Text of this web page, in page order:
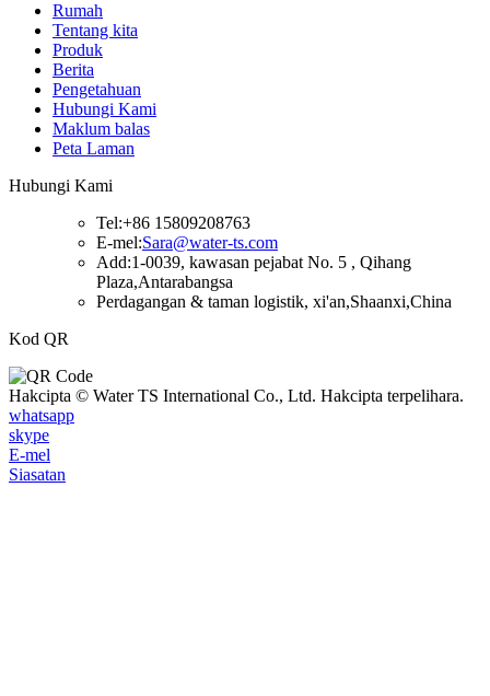
Rumah
Tentang kita
Produk
Berita
Pengetahuan
Hubungi Kami
Maklum balas
Peta Laman
Hubungi Kami
Tel:+86 15809208763
E-mel:Sara@water-ts.com
Add:1-0039, kawasan pejabat No. 5 , Qihang
Plaza,Antarabangsa
Perdagangan & taman logistik, xi'an,Shaanxi,China
Kod QR
Hakcipta © Water TS International Co., Ltd. Hakcipta terpelihara.
whatsapp
skype
E-mel
Siasatan